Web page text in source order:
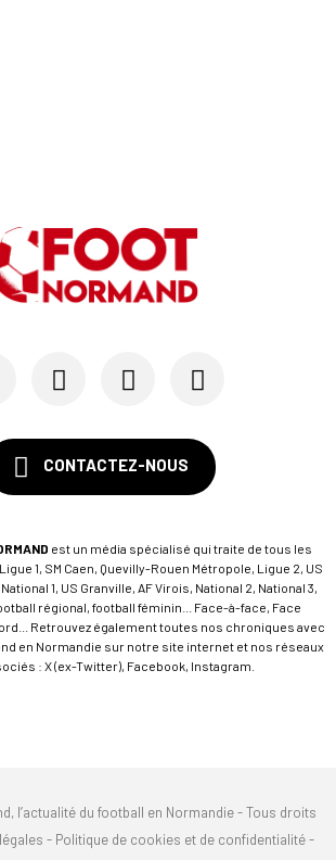
CONTACTEZ-NOUS
est un média spécialisé qui traite de tous les
1, SM Caen, Quevilly-Rouen Métropole, Ligue 2, US
1, US Granville, AF Virois, National 2, National 3,
régional, football féminin... Face-à-face, Face
Retrouvez également toutes nos chroniques avec
en Normandie sur notre site internet et nos réseaux
: X (ex-Twitter), Facebook, Instagram.
l’actualité du football en Normandie - Tous droits
- Politique de cookies et de confidentialité-